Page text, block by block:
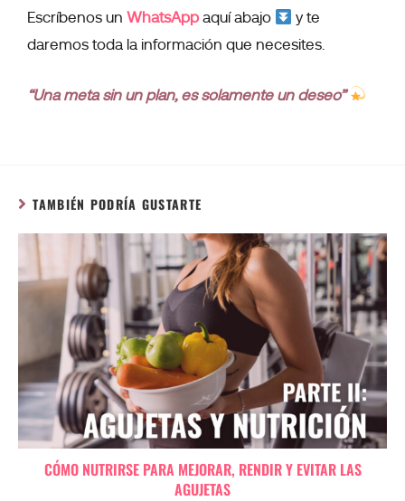
Escríbenos un WhatsApp aquí abajo
y te
daremos toda la información que necesites.
“Una meta sin un plan, es solamente un deseo”
TAMBIÉN PODRÍA GUSTARTE
CÓMO NUTRIRSE PARA MEJORAR, RENDIR Y EVITAR LAS
AGUJETAS